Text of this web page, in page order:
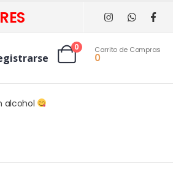
0 Carrito de Compras
0
alcohol